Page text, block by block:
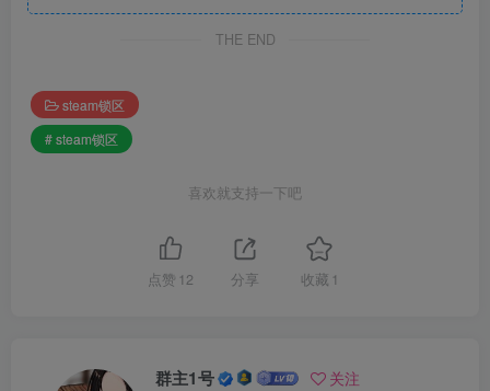
THE END
steam锁区
# steam锁区
喜欢就支持一下吧
点赞 12 分享 收藏 1
群主1号 关注